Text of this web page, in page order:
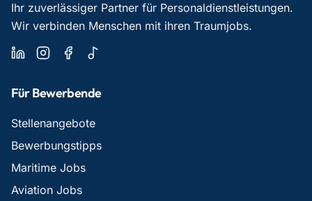
Ihr zuverlässiger Partner für Personaldienstleistungen.
Wir verbinden Menschen mit ihren Traumjobs.
Für Bewerbende
Stellenangebote
Bewerbungstipps
Maritime Jobs
Aviation Jobs